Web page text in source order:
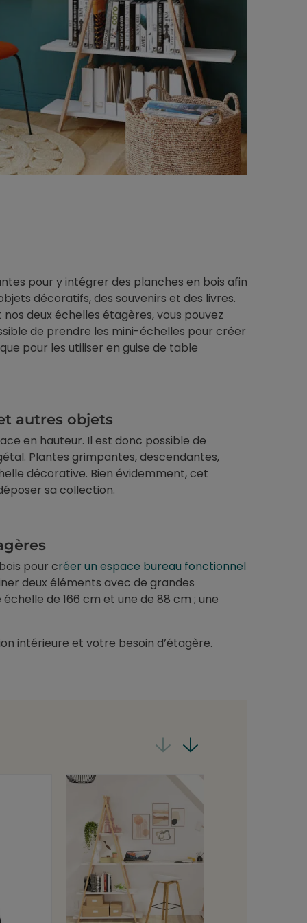
pour y intégrer des planches en bois afin
décoratifs, des souvenirs et des livres.
deux échelles étagères, vous pouvez
de prendre les mini-échelles pour créer
pour les utiliser en guise de table
autres objets
en hauteur. Il est donc possible de
Plantes grimpantes, descendantes,
décorative. Bien évidemment, cet
sa collection.
pour créer un espace bureau fonctionnel
deux éléments avec de grandes
de 166 cm et une de 88 cm ; une
intérieure et votre besoin d’étagère.